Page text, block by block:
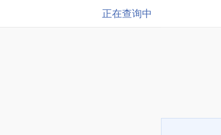
正在查询中